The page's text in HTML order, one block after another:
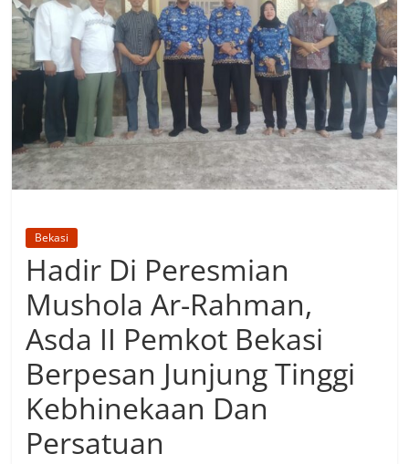
Bekasi
Hadir Di Peresmian
Mushola Ar-Rahman,
Asda II Pemkot Bekasi
Berpesan Junjung Tinggi
Kebhinekaan Dan
Persatuan